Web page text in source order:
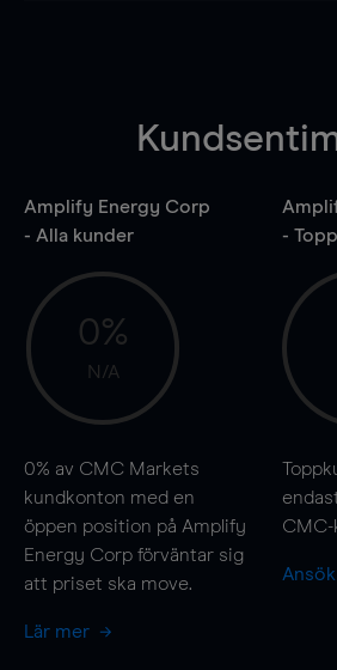
Amplify Energy Corp
- Alla kunder
0%
N/A
0% av CMC Markets
kundkonton med en
öppen position på Amplify
Energy Corp förväntar sig
att priset ska move.
Lär mer
-
CMC-